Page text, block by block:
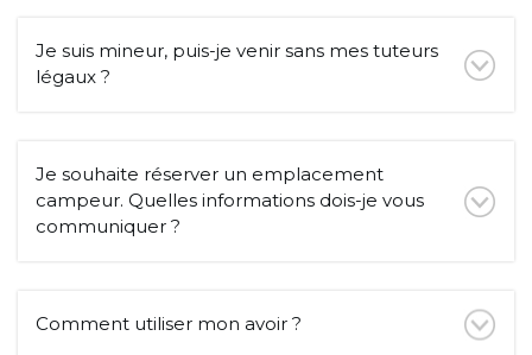
Je suis mineur, puis-je venir sans mes tuteurs
légaux ?
Je souhaite réserver un emplacement
campeur. Quelles informations dois-je vous
communiquer ?
Comment utiliser mon avoir ?